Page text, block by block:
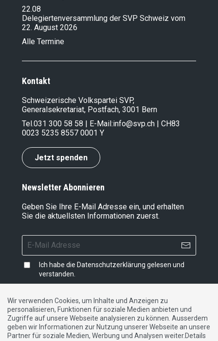
22.08
Delegiertenversammlung der SVP Schweiz vom
22. August 2026
Alle Termine
Kontakt
Schweizerische Volkspartei SVP,
Generalsekretariat, Postfach, 3001 Bern
Tel.031 300 58 58 | E-Mail:info@svp.ch | CH83
0023 5235 8557 0001 Y
Jetzt spenden
Newsletter Abonnieren
Geben Sie Ihre E-Mail Adresse ein, und erhalten
Sie die aktuellsten Informationen zuerst.
Ich habe die Datenschutzerklärung gelesen und
verstanden.
Impressum |Datenschutzerklärung|Kontakt
DE FR IT
Wir verwenden Cookies, um Inhalte und Anzeigen zu
personalisieren, Funktionen für soziale Medien anbieten und
Zugriffe auf unsere Webseite analysieren zu können. Ausserdem
geben wir Informationen zur Nutzung unserer Webseite an unsere
Partner für soziale Medien, Werbung und Analysen weiter.Details